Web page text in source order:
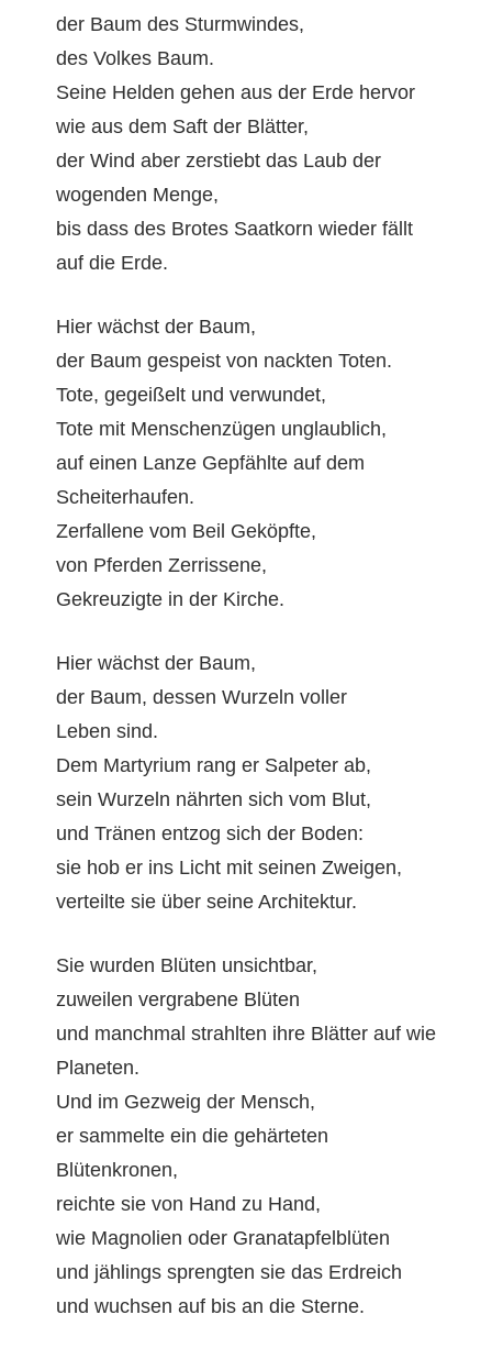
der Baum des Sturmwindes,
des Volkes Baum.
Seine Helden gehen aus der Erde hervor
wie aus dem Saft der Blätter,
der Wind aber zer­stiebt das Laub der
wogen­den Menge,
bis dass des Brotes Saatko­rn wieder fällt
auf die Erde.
Hier wächst der Baum,
der Baum gespeist von nack­ten Toten.
Tote, gegeißelt und verwundet,
Tote mit Men­schen­zü­gen unglaublich,
auf einen Lanze Gepfählte auf dem
Scheiterhaufen.
Zer­fal­l­ene vom Beil Geköpfte,
von Pfer­den Zerrissene,
Gekreuzigte in der Kirche.
Hier wächst der Baum,
der Baum, dessen Wurzeln voller
Leben sind.
Dem Mar­tyri­um rang er Salpeter ab,
sein Wurzeln nährten sich vom Blut,
und Trä­nen ent­zog sich der Boden:
sie hob er ins Licht mit seinen Zweigen,
verteilte sie über seine Architektur.
Sie wur­den Blüten unsichtbar,
zuweilen ver­grabene Blüten
und manch­mal strahlten ihre Blät­ter auf wie
Planeten.
Und im Gezweig der Mensch,
er sam­melte ein die gehärteten
Blütenkronen,
reichte sie von Hand zu Hand,
wie Mag­no­lien oder Granatapfelblüten
und jäh­lings sprengten sie das Erdreich
und wuch­sen auf bis an die Sterne.